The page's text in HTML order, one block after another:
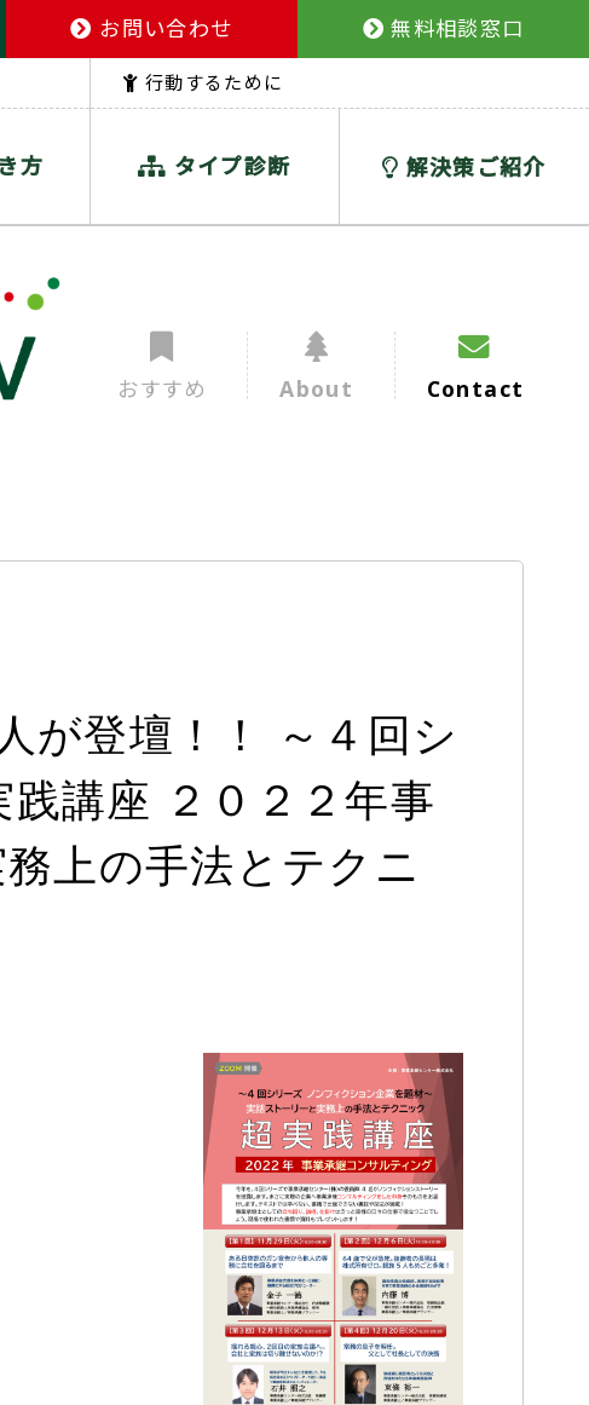
お問い合わせ 無料相談窓口
方
行動するために
タイプ診断 解決策ご紹介
おすすめ About Contact
が登壇！！ ～４回シ
講座 ２０２２年事
上の手法とテクニ